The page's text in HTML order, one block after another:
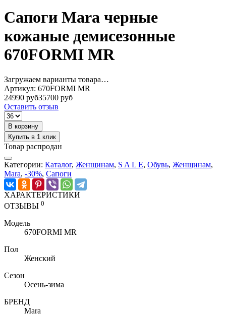
Сапоги Mara черные
кожаные демисезонные
670FORMI MR
Загружаем варианты товара…
Артикул: 670FORMI MR
24990 руб35700 руб
Оставить отзыв
В корзину
Купить в 1 клик
Товар распродан
Категории: Каталог, Женщинам, S A L E, Обувь, Женщинам,
Mara, -30%, Сапоги
ХАРАКТЕРИСТИКИ
ОТЗЫВЫ 0
Модель
670FORMI MR
Пол
Женский
Сезон
Осень-зима
БРЕНД
Mara